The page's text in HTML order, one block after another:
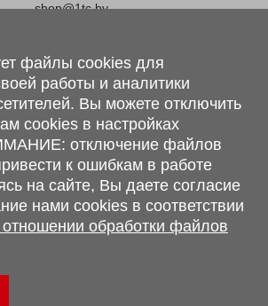
shop@1tc.by
н, п. Привольный, ул. Мира, 20А,
Рябцева, 108 В, 224701
что вся предоставленная на сайте
комплектаций, технических
сочетаний, а также стоимости и
носит информационный характер и
офертой, определяемой п.2 ст.407
Республики Беларусь.
персональных данных
обработки файлов cookie.
файлы cookies для
работы и аналитики
Вы можете отключить
cookies в настройках
отключение файлов
к ошибкам в работе
на сайте, Вы даете согласие
нами cookies в соответствии
обработки файлов